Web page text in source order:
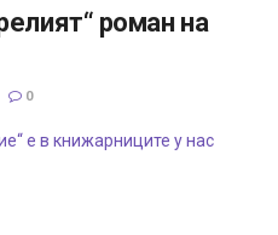
роман на
0
е в книжарниците у нас